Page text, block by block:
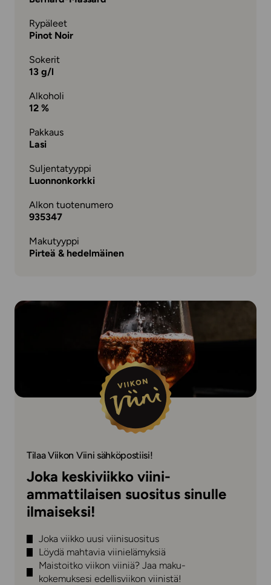
Rypäleet
Pinot Noir
Sokerit
13 g/l
Alkoholi
12 %
Pakkaus
Lasi
Suljentatyyppi
Luonnonkorkki
Alkon tuotenumero
935347
Makutyyppi
Pirteä & hedelmäinen
Tilaa Viikon Viini sähköpostiisi!
Joka keskiviikko viini-
ammattilaisen suositus sinulle
ilmaiseksi!
Joka viikko uusi viinisuositus
Löydä mahtavia viinielämyksiä
Maistoitko viikon viiniä? Jaa maku-
kokemuksesi edellisviikon viinistä!